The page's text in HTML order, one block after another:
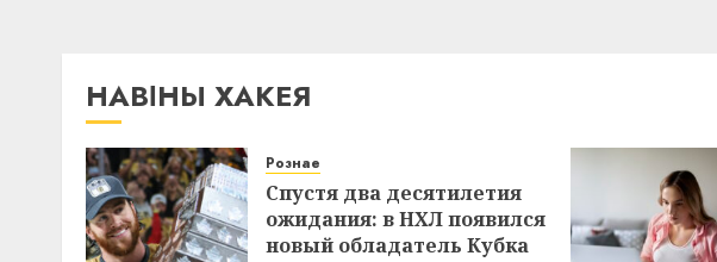
НАВІНЫ ХАКЕЯ
Рознае
Спустя два десятилетия
ожидания: в НХЛ появился
новый обладатель Кубка